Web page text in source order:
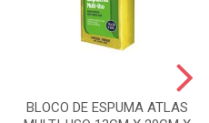
BLOCO DE ESPUMA ATLAS